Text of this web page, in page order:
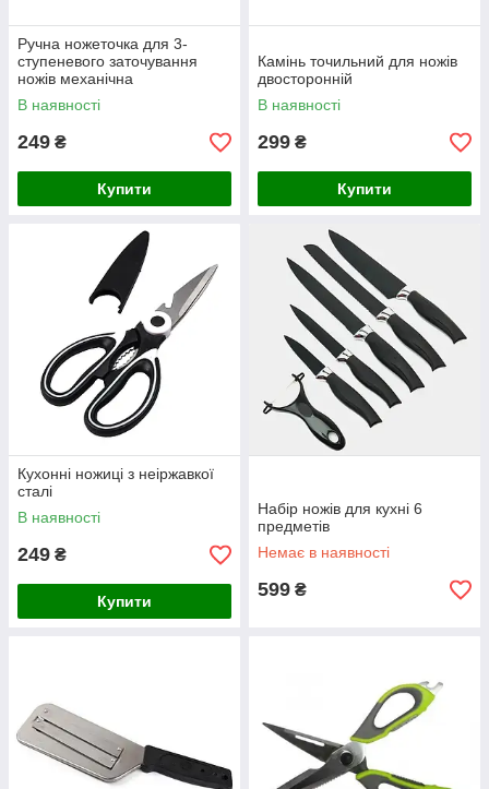
Ручна ножеточка для 3-
ступеневого заточування
ножів механічна
В наявності
249 ₴
Купити
Камінь точильний для ножів
двосторонній
В наявності
299 ₴
Купити
Кухонні ножиці з неіржавкої
сталі
В наявності
249 ₴
Купити
Набір ножів для кухні 6
предметів
Немає в наявності
599 ₴